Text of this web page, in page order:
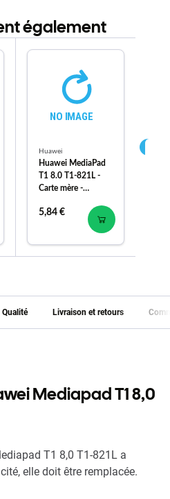
également
Huawei
Huawei MediaPad
T1 8.0 T1-821L -
Carte mère -
Genuine Service
5,84 €
Qualité Livraison et retours
Mediapad T1 8,0
T1 8,0 T1-821L a
elle doit être remplacée.